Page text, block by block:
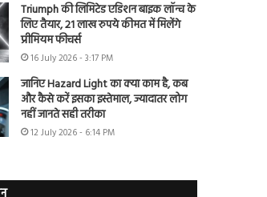
Triumph की लिमिटेड एडिशन बाइक लॉन्च के
लिए तैयार, 21 लाख रुपये कीमत में मिलेंगे
प्रीमियम फीचर्स
16 July 2026 - 3:17 PM
जानिए Hazard Light का क्या काम है, कब
और कैसे करें इसका इस्तेमाल, ज्यादातर लोग
नहीं जानते सही तरीका
12 July 2026 - 6:14 PM